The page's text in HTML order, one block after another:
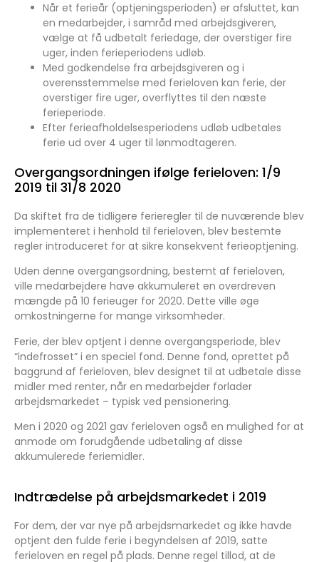
Når et ferieår (optjeningsperioden) er afsluttet, kan
en medarbejder, i samråd med arbejdsgiveren,
vælge at få udbetalt feriedage, der overstiger fire
uger, inden ferieperiodens udløb.
Med godkendelse fra arbejdsgiveren og i
overensstemmelse med ferieloven kan ferie, der
overstiger fire uger, overflyttes til den næste
ferieperiode.
Efter ferieafholdelsesperiodens udløb udbetales
ferie ud over 4 uger til lønmodtageren.
Overgangsordningen ifølge ferieloven: 1/9
2019 til 31/8 2020
Da skiftet fra de tidligere ferieregler til de nuværende blev
implementeret i henhold til ferieloven, blev bestemte
regler introduceret for at sikre konsekvent ferieoptjening.
Uden denne overgangsordning, bestemt af ferieloven,
ville medarbejdere have akkumuleret en overdreven
mængde på 10 ferieuger for 2020. Dette ville øge
omkostningerne for mange virksomheder.
Ferie, der blev optjent i denne overgangsperiode, blev
“indefrosset” i en speciel fond. Denne fond, oprettet på
baggrund af ferieloven, blev designet til at udbetale disse
midler med renter, når en medarbejder forlader
arbejdsmarkedet – typisk ved pensionering.
Men i 2020 og 2021 gav ferieloven også en mulighed for at
anmode om forudgående udbetaling af disse
akkumulerede feriemidler.
Indtrædelse på arbejdsmarkedet i 2019
For dem, der var nye på arbejdsmarkedet og ikke havde
optjent den fulde ferie i begyndelsen af 2019, satte
ferieloven en regel på plads. Denne regel tillod, at de